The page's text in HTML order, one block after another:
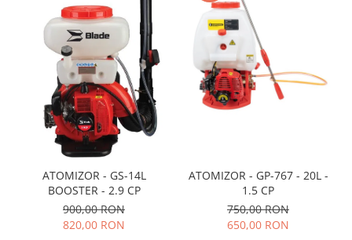
Nivele laser
Rulete si metre
Telemetre
Termometre
Scule electrice
Accesorii auto
Accesorii scule electrice
Aparate de sudat si lipit
Capsatoare si pistoale pneumatice
Consumabile scule electrice
ATOMIZOR - GS-14L
BOOSTER - 2.9 CP
900,00 RON
820,00 RON
ATOMIZOR - GP-767 - 20L -
1.5 CP
750,00 RON
650,00 RON